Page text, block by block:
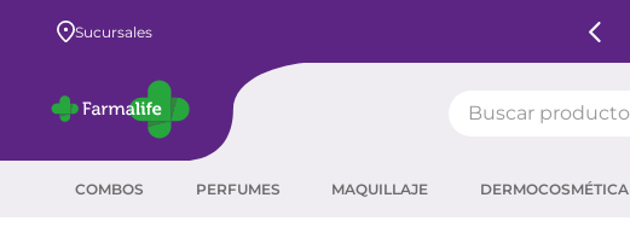
Sucursales
COMBOS PERFUMES MAQUILLAJE DERMOCOSMÉTICA